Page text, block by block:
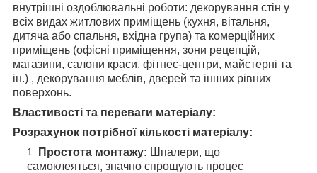
внутрішні оздоблювальні роботи: декорування стін у
всіх видах житлових приміщень (кухня, вітальня,
дитяча або спальня, вхідна група) та комерційних
приміщень (офісні приміщення, зони рецепцій,
магазини, салони краси, фітнес-центри, майстерні та
ін.) , декорування меблів, дверей та інших рівних
поверхонь.
Властивості та переваги матеріалу:
Розрахунок потрібної кількості матеріалу:
Простота монтажу: Шпалери, що
самоклеяться, значно спрощують процес